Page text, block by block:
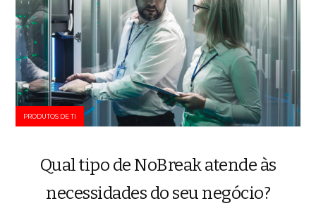
PRODUTOS DE TI
Qual tipo de NoBreak atende às
necessidades do seu negócio?